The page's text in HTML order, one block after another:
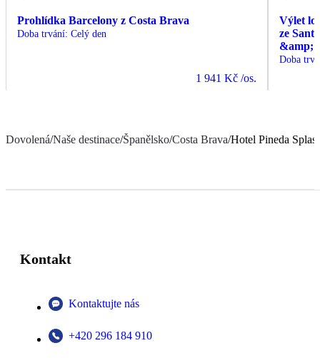
Prohlídka Barcelony z Costa Brava
Doba trvání: Celý den
1 941 Kč /os.
Výlet
ze
&amp;
Doba
Dovolená/Naše destinace/Španělsko/Costa Brava/Hotel Pineda
Kontakt
Kontaktujte nás
+420 296 184 910